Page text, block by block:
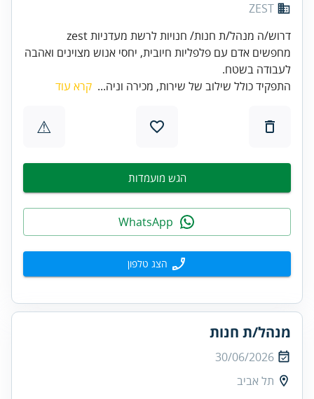
ZEST
מחפשים אדם עם פלפליות חיובית, יחסי אנוש מצוינים ואהבה
לעבודה בשטח.
התפקיד כולל שילוב של שירות, מכירה וניה... קרא עוד
⚠
הגש מועמדות
הצג טלפון
מנהל/ת חנות
30/06/2026
תל אביב